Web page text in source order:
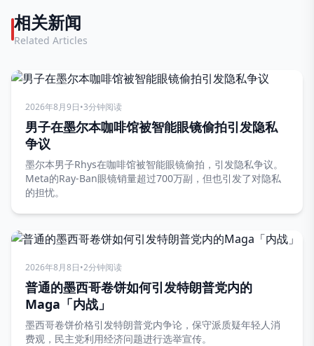
相关新闻
Related Articles
2026年8月9日•3分钟阅读
男子在墨尔本咖啡馆被智能眼镜偷拍引发隐私
争议
墨尔本男子Rhys在咖啡馆被智能眼镜偷拍，引发隐私争议。
Meta的Ray-Ban眼镜销量超过700万副，但也引发了对隐私
的担忧。
2026年8月8日•2分钟阅读
普通的墨西哥卷饼如何引发特朗普党内的
Maga「内战」
墨西哥卷饼价格引发特朗普党内争论，保守派质疑年轻人消
费观，民主党利用经济问题进行选举宣传。